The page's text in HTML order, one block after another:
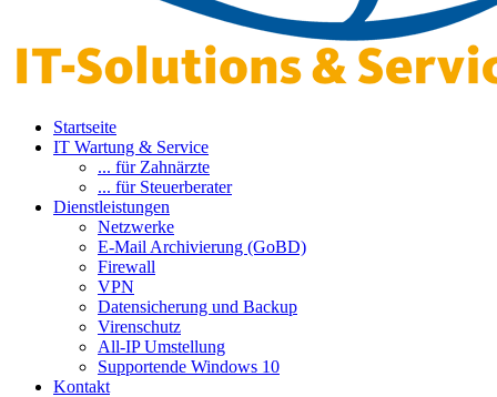
Startseite
IT Wartung & Service
... für Zahnärzte
... für Steuerberater
Dienstleistungen
Netzwerke
E-Mail Archivierung (GoBD)
Firewall
VPN
Datensicherung und Backup
Virenschutz
All-IP Umstellung
Supportende Windows 10
Kontakt